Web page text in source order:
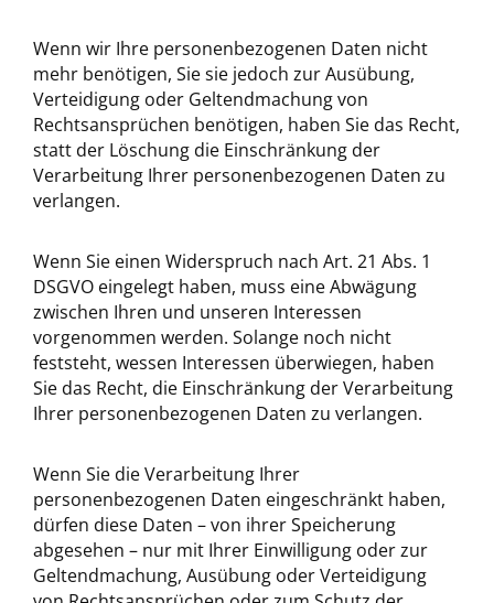
Wenn wir Ihre personenbezogenen Daten nicht
mehr benötigen, Sie sie jedoch zur Ausübung,
Verteidigung oder Geltendmachung von
Rechtsansprüchen benötigen, haben Sie das Recht,
statt der Löschung die Einschränkung der
Verarbeitung Ihrer personenbezogenen Daten zu
verlangen.
Wenn Sie einen Widerspruch nach Art. 21 Abs. 1
DSGVO eingelegt haben, muss eine Abwägung
zwischen Ihren und unseren Interessen
vorgenommen werden. Solange noch nicht
feststeht, wessen Interessen überwiegen, haben
Sie das Recht, die Einschränkung der Verarbeitung
Ihrer personenbezogenen Daten zu verlangen.
Wenn Sie die Verarbeitung Ihrer
personenbezogenen Daten eingeschränkt haben,
dürfen diese Daten – von ihrer Speicherung
abgesehen – nur mit Ihrer Einwilligung oder zur
Geltendmachung, Ausübung oder Verteidigung